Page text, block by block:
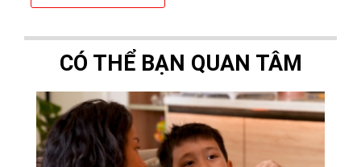
CÓ THỂ BẠN QUAN TÂM